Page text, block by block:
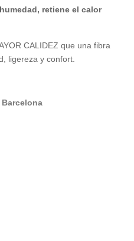
retiene el calor
CALIDEZ que una fibra
ligereza y confort.